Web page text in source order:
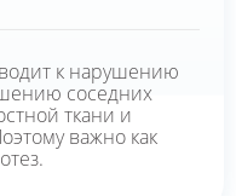
к нарушению
соседних
ткани и
важно как